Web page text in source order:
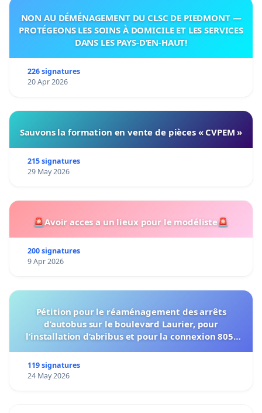
NON AU DÉMÉNAGEMENT DU CLSC DE PIEDMONT —
PROTÉGEONS LES SOINS À DOMICILE ET LES SERVICES
DANS LES PAYS-D’EN-HAUT!
226 signatures
20 Apr 2026
Sauvons la formation en vente de pièces « CVPEM »
215 signatures
29 May 2026
🚨Avoir acces a un lieux pour le modéliste🚨
200 signatures
9 Apr 2026
Pétition pour le réaménagement des arrêts
d’autobus sur le boulevard Laurier, pour
l’installation d’abribus et pour la connexion 805-
119 signatures
24 May 2026